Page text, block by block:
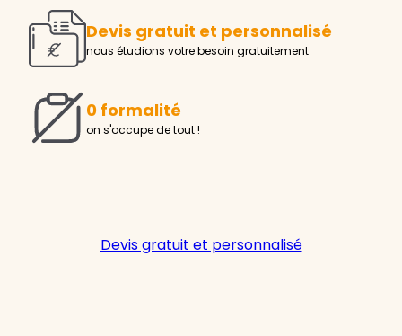
Devis gratuit et personnalisé
nous étudions votre besoin gratuitement
0 formalité
on s'occupe de tout !
Devis gratuit et personnalisé